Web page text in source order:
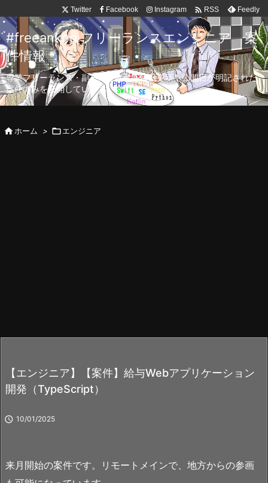
Twitter Facebook Instagram  RSS Feedly
#freeanken フリーランスエンジニア 案
件情報
専業フリーランス・副業向け案件を毎日更新！公開日が明記された
案件のみを公開しています。
ホーム > エンジニア
【エンジニア】【案件】給与Webアプリケーション
開発（TypeScript）
 10/01/2025
来月開始の案件です。リモートメインで、地方からの参画